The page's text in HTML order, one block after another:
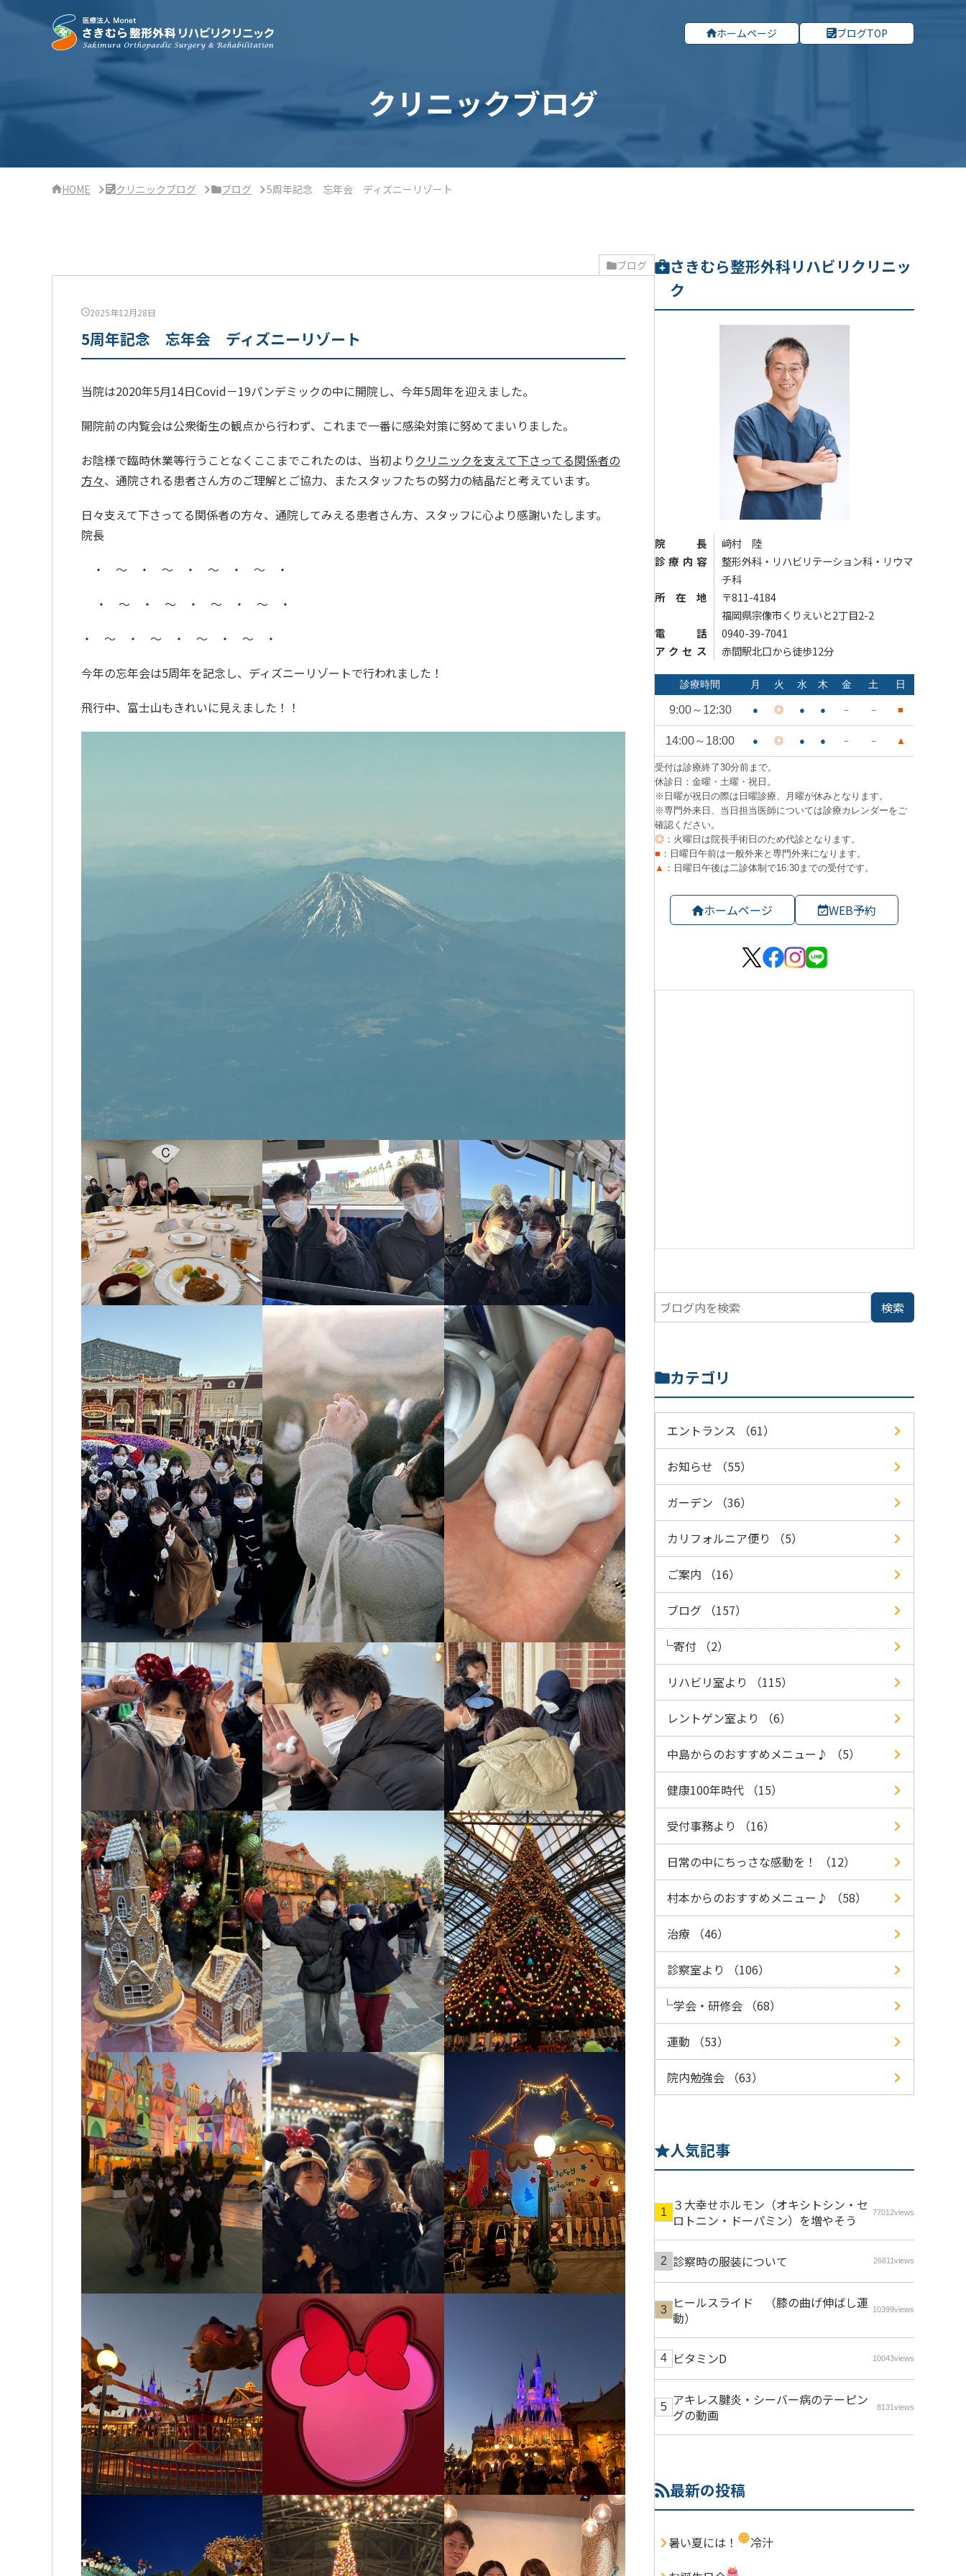
ホームページ ブログTOP
クリニックブログ
HOME クリニックブログ ブログ 5周年記念 忘年会 ディズニーリゾート
ブログ
2025年12月28日
5周年記念 忘年会 ディズニーリゾート
当院は2020年5月14日Covid－19パンデミックの中に開院し、今年5周年を迎えました。
開院前の内覧会は公衆衛生の観点から行わず、これまで一番に感染対策に努めてまいりました。
お陰様で臨時休業等行うことなくここまでこれたのは、当初より クリニックを支えて下さってる関係者の
方々、通院される患者さん方のご理解とご協力、またスタッフたちの努力の結晶だと考えています。
日々支えて下さってる関係者の方々、通院してみえる患者さん方、スタッフに心より感謝いたします。
院長
・ ～ ・ ～ ・ ～ ・ ～ ・
・ ～ ・ ～ ・ ～ ・ ～ ・
・ ～ ・ ～ ・ ～ ・ ～ ・
今年の忘年会は5周年を記念し、ディズニーリゾートで行われました！
飛行中、富士山もきれいに見えました！！
さきむら整形外科リハビリクリニッ
ク
院長
﨑村 陸
診療内容
整形外科・リハビリテーション科・リウマ
チ科
所在地
〒811-4184
福岡県宗像市くりえいと2丁目2-2
電話
0940-39-7041
アクセス
赤間駅北口から徒歩12分
ホームページ WEB予約
カテゴリ
エントランス （61）
お知らせ （55）
ガーデン （36）
カリフォルニア便り （5）
ご案内 （16）
ブログ （157）
寄付 （2）
リハビリ室より （115）
レントゲン室より （6）
中島からのおすすめメニュー♪ （5）
健康100年時代 （15）
受付事務より （16）
日常の中にちっさな感動を！ （12）
村本からのおすすめメニュー♪ （58）
治療 （46）
診察室より （106）
学会・研修会 （68）
運動 （53）
院内勉強会 （63）
人気記事
３大幸せホルモン（オキシトシン・セ
ロトニン・ドーパミン）を増やそう
77012views
診察時の服装について 26811views
ヒールスライド （膝の曲げ伸ばし運
動）
10399views
ビタミンD 10043views
アキレス腱炎・シーバー病のテーピン
グの動画
8131views
最新の投稿
暑い夏には！
冷汁